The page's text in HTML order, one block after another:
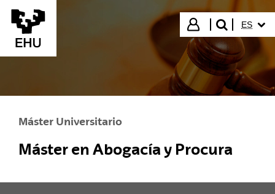
Saltar al contenido principal
Iniciar sesión
buscar"
ES
Máster Universitario
Máster en Abogacía y Procura